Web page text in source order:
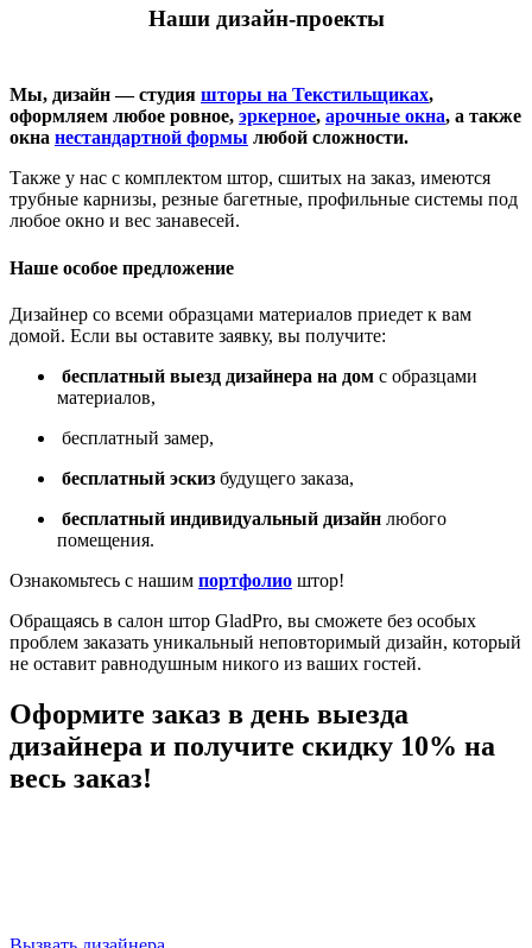
Наши дизайн-проекты
Мы, дизайн — студия шторы на Текстильщиках,
оформляем любое ровное, эркерное, арочные окна, а также
окна нестандартной формы любой сложности.
Также у нас с комплектом штор, сшитых на заказ, имеются
трубные карнизы, резные багетные, профильные системы под
любое окно и вес занавесей.
Наше особое предложение
Дизайнер со всеми образцами материалов приедет к вам
домой. Если вы оставите заявку, вы получите:
бесплатный выезд дизайнера на дом с образцами
материалов,
бесплатный замер,
бесплатный эскиз будущего заказа,
бесплатный индивидуальный дизайн любого
помещения.
Ознакомьтесь с нашим портфолио штор!
Обращаясь в салон штор GladPro, вы сможете без особых
проблем заказать уникальный неповторимый дизайн, который
не оставит равнодушным никого из ваших гостей.
Оформите заказ в день выезда
дизайнера и получите скидку 10% на
весь заказ!